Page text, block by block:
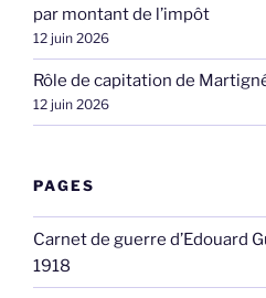
par montant de l’impôt
12 juin 2026
Rôle de capitation de
12 juin 2026
PAGES
Carnet de guerre d’Edouard
1918